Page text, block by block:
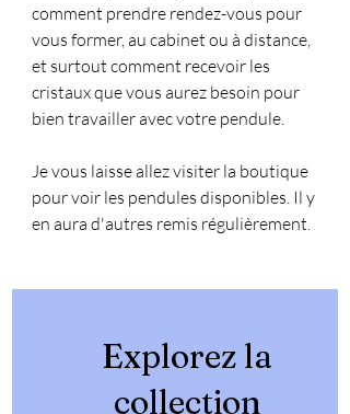
comment prendre rendez-vous pour
vous former, au cabinet ou à distance,
et surtout comment recevoir les
cristaux que vous aurez besoin pour
bien travailler avec votre pendule.
Je vous laisse allez visiter la boutique
pour voir les pendules disponibles. Il y
en aura d'autres remis régulièrement.